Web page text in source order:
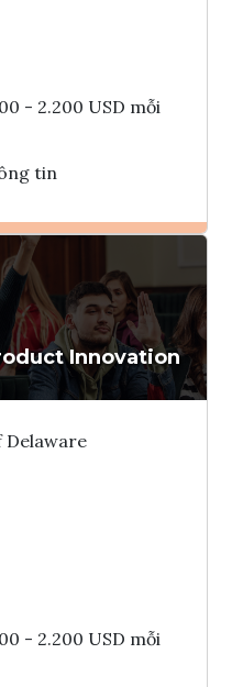
- 2.200 USD mỗi
tin
Ghi danh
Tham vấn Interlink
Innovation
Delaware
- 2.200 USD mỗi